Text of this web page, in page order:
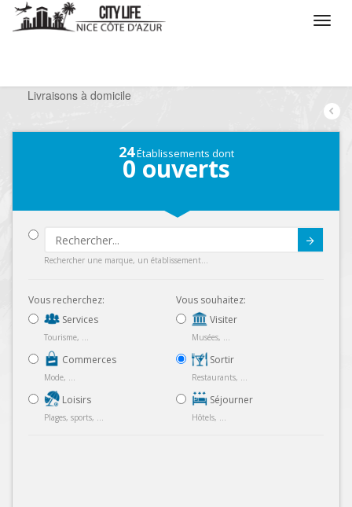
Livraisons à domicile
24Établissements dont
0 ouverts
Rechercher une marque, un établissement...
Vous recherchez:
Services
Tourisme, ...
Commerces
Mode, ...
Loisirs
Plages, sports, ...
Vous souhaitez:
Visiter
Musées, ...
Sortir
Restaurants, ...
Séjourner
Hôtels, ...